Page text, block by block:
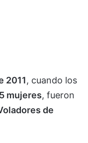
2011, cuando los
mujeres, fueron
de